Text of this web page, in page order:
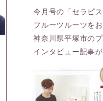
今月号の「セラピ
フルーツルーツを
神奈川県平塚市の
インタビュー記事